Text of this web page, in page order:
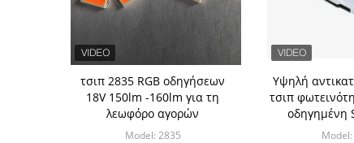
τσιπ 2835 RGB οδηγήσεων
18V 150lm -160lm για τη
λεωφόρο αγορών
Model: 2835
Υψηλή
τσιπ
οδηγημένη